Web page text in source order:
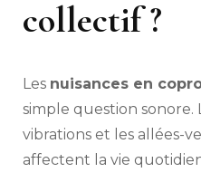
collectif ?
Les nuisances en
simple question sonore.
vibrations et les allées-
affectent la vie